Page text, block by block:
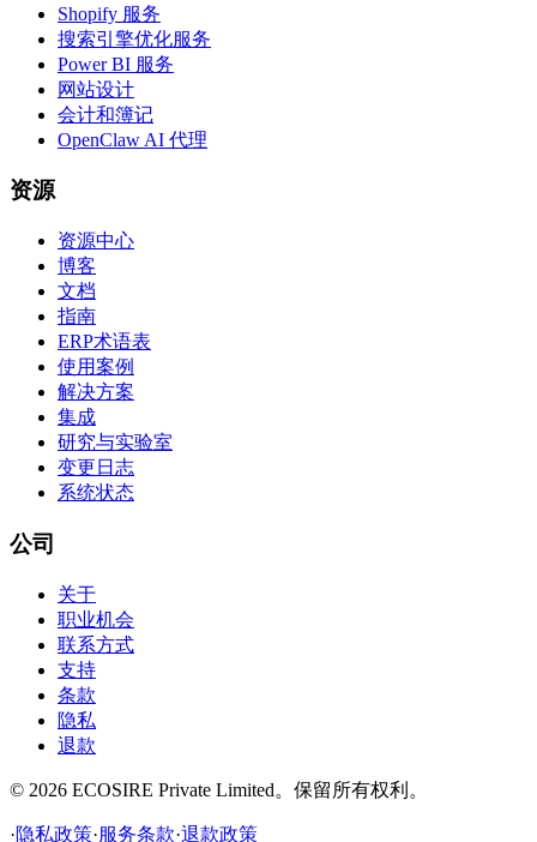
Shopify 服务
搜索引擎优化服务
Power BI 服务
网站设计
会计和簿记
OpenClaw AI 代理
资源
资源中心
博客
文档
指南
ERP术语表
使用案例
解决方案
集成
研究与实验室
变更日志
系统状态
公司
关于
职业机会
联系方式
支持
条款
隐私
退款
© 2026 ECOSIRE Private Limited。保留所有权利。
·隐私政策·服务条款·退款政策